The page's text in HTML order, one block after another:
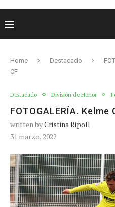
Home Destacado
CF
Destacado División de Honor
FOTOGALERÍA.
written byCristina Ripoll
31 marzo, 2022